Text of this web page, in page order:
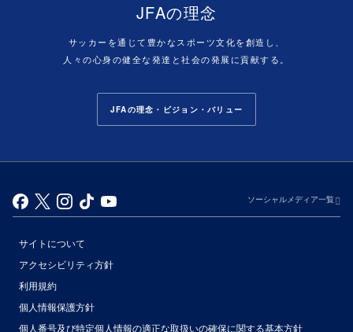
JFAの理念
サッカーを通じて豊かなスポーツ文化を創造し、
人々の心身の健全な発達と社会の発展に貢献する。
JFAの理念・ビジョン・バリュー
ソーシャルメディア一覧
サイトについて
アクセシビリティ方針
利用規約
個人情報保護方針
個人番号及び特定個人情報の適正な取扱いの確保に関する基本方針